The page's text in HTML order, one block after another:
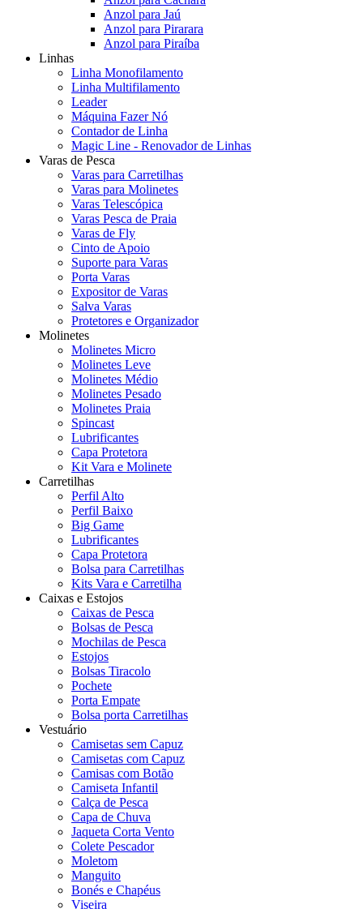
Anzol para Jaú
Anzol para Pirarara
Anzol para Piraíba
Linhas
Linha Monofilamento
Linha Multifilamento
Leader
Máquina Fazer Nó
Contador de Linha
Magic Line - Renovador de Linhas
Varas de Pesca
Varas para Carretilhas
Varas para Molinetes
Varas Telescópica
Varas Pesca de Praia
Varas de Fly
Cinto de Apoio
Suporte para Varas
Porta Varas
Expositor de Varas
Salva Varas
Protetores e Organizador
Molinetes
Molinetes Micro
Molinetes Leve
Molinetes Médio
Molinetes Pesado
Molinetes Praia
Spincast
Lubrificantes
Capa Protetora
Kit Vara e Molinete
Carretilhas
Perfil Alto
Perfil Baixo
Big Game
Lubrificantes
Capa Protetora
Bolsa para Carretilhas
Kits Vara e Carretilha
Caixas e Estojos
Caixas de Pesca
Bolsas de Pesca
Mochilas de Pesca
Estojos
Bolsas Tiracolo
Pochete
Porta Empate
Bolsa porta Carretilhas
Vestuário
Camisetas sem Capuz
Camisetas com Capuz
Camisas com Botão
Camiseta Infantil
Calça de Pesca
Capa de Chuva
Jaqueta Corta Vento
Colete Pescador
Moletom
Manguito
Bonés e Chapéus
Viseira